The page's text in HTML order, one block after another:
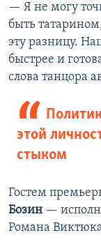
— Я не могу
быть
эту разницу.
быстрее и
слова танцора
этой
стыком
Гостем
Бозин —
Романа